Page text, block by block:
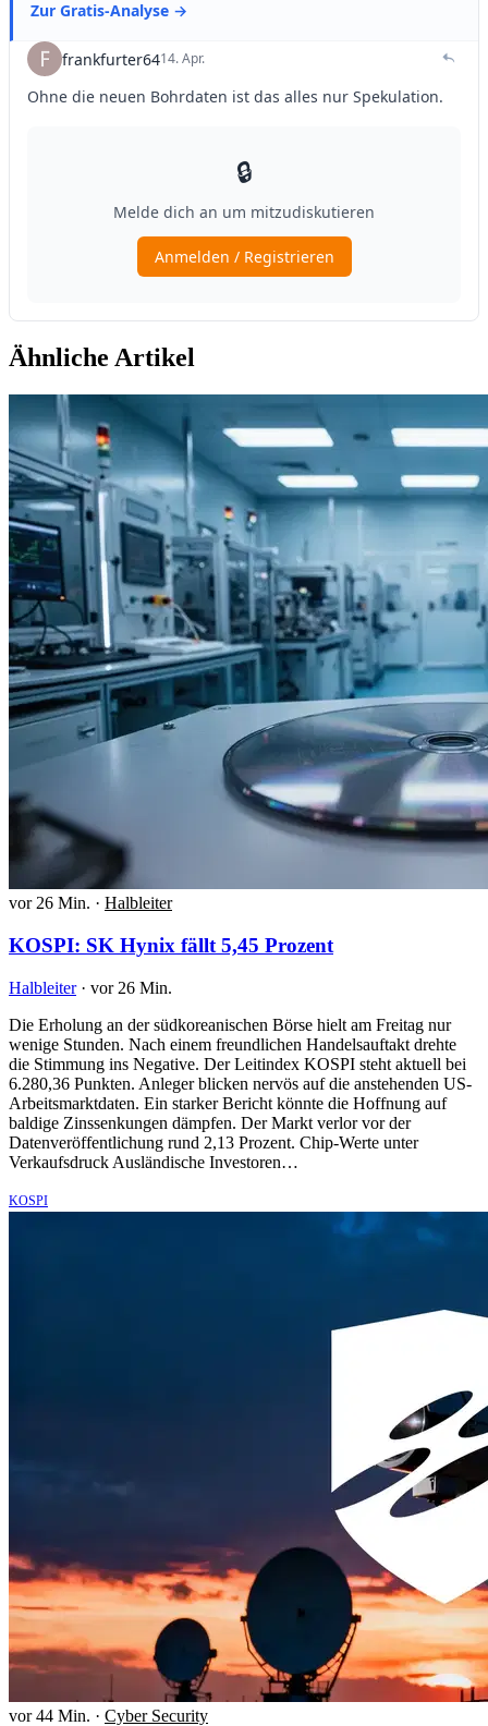
Ähnliche Artikel
vor 26 Min. · Halbleiter
KOSPI: SK Hynix fällt 5,45 Prozent
Halbleiter · vor 26 Min.
Die Erholung an der südkoreanischen Börse hielt am Freitag nur
wenige Stunden. Nach einem freundlichen Handelsauftakt drehte
die Stimmung ins Negative. Der Leitindex KOSPI steht aktuell bei
6.280,36 Punkten. Anleger blicken nervös auf die anstehenden US-
Arbeitsmarktdaten. Ein starker Bericht könnte die Hoffnung auf
baldige Zinssenkungen dämpfen. Der Markt verlor vor der
Datenveröffentlichung rund 2,13 Prozent. Chip-Werte unter
Verkaufsdruck Ausländische Investoren…
KOSPI
vor 44 Min. · Cyber Security